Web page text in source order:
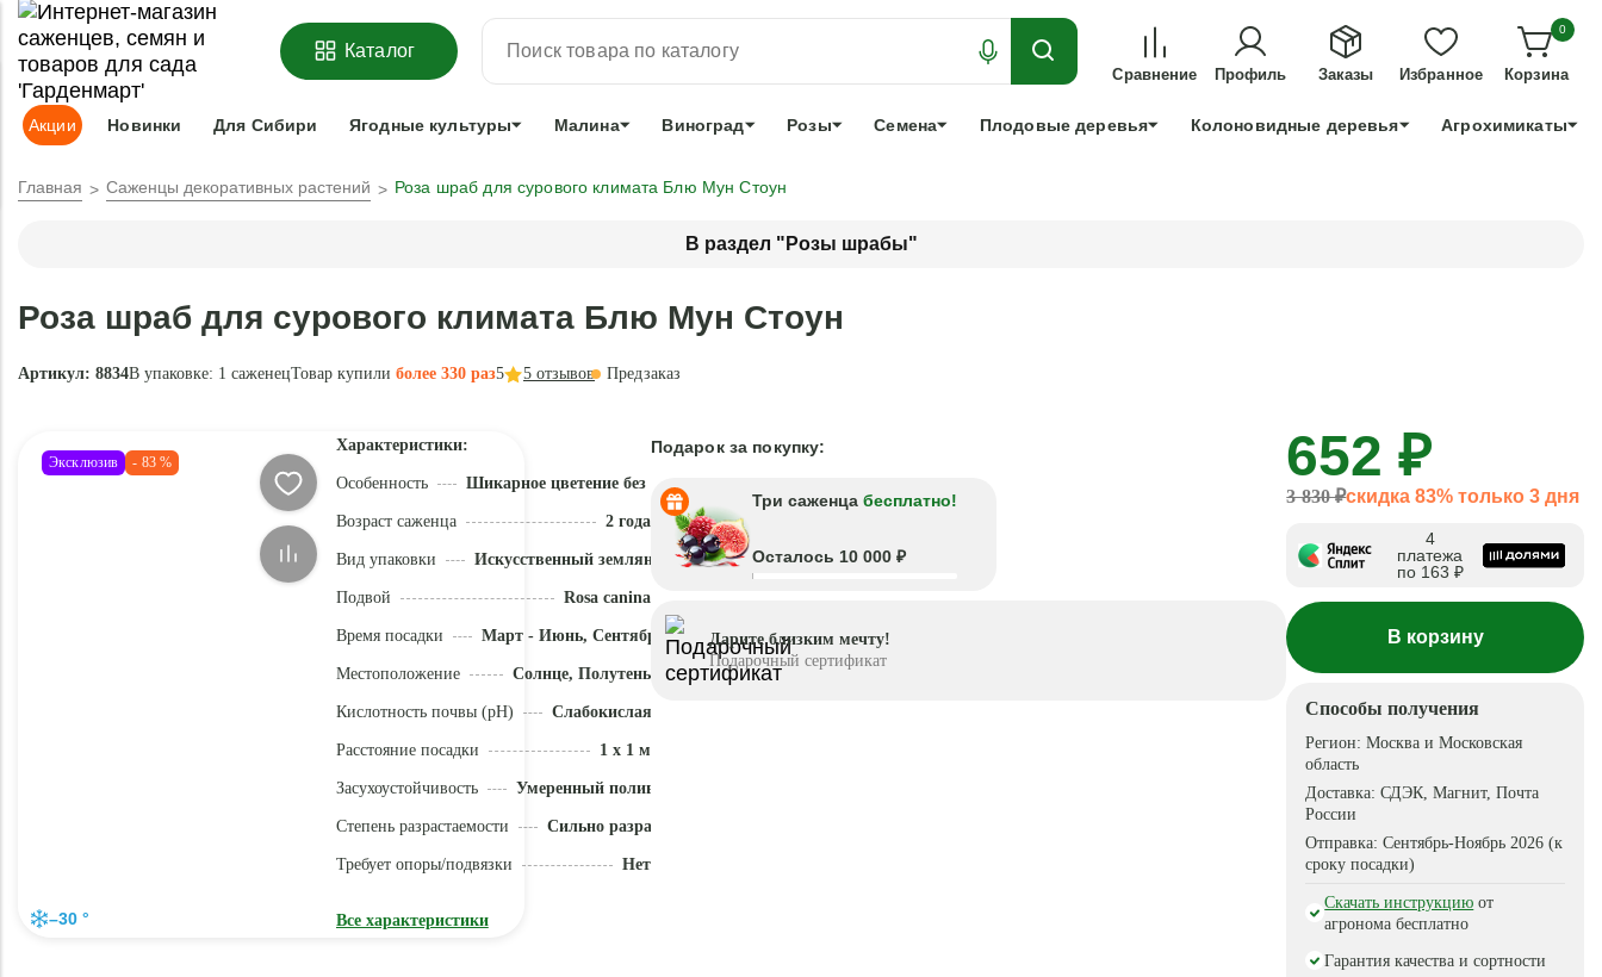
ОФОРМИТЬПРЕДЗАКАЗ =ЗАБРОНИРОВАТЬЛУЧШЕЕ ДЛЯ ТЕХ, КТО УСПЕЕТ!
Адрес доставки:Москва Доставка и оплата Гарантии +7 991 898 83 30
Каталог
Сравнение Профиль Заказы Избранное
0
Корзина
Акции Новинки Для Сибири Ягодные культуры Малина Виноград Розы Семена Плодовые деревья Колоновидные деревья Агрохимикаты
Главная Саженцы декоративных растений Роза шраб для сурового климата Блю Мун Стоун
В раздел "Розы шрабы"
Роза шраб для сурового климата Блю Мун Стоун
Артикул: 8834В упаковке: 1 саженецТовар купили более 330 раз5 5 отзывов Предзаказ
Эксклюзив - 83 %
–30 °
Характеристики:
Особенность Шикарное цветение без ухода
Возраст саженца 2 года
Вид упаковки Искусственный земляной ком
Подвой Rosa canina
Время посадки Март - Июнь, Сентябрь - Ноябрь
Местоположение Солнце, Полутень
Кислотность почвы (pH) Слабокислая (5,1 - 5,5)
Расстояние посадки 1 x 1 м
Засухоустойчивость Умеренный полив
Степень разрастаемости Сильно разрастается
Требует опоры/подвязки Нет
Все характеристики
Подарок за покупку:
Три саженца бесплатно!
Осталось 10 000 ₽
Дарите близким мечту!
Подарочный сертификат
652 ₽
3 830 ₽скидка 83% только 3 дня
4
платежа
по 163 ₽
В корзину
Способы получения
Регион:Москва и Московская
область
Доставка:СДЭК, Магнит, Почта
России
Отправка:Сентябрь-Ноябрь 2026 (к
сроку посадки)
Скачать инструкцию от
агронома бесплатно
Гарантия качества и сортности